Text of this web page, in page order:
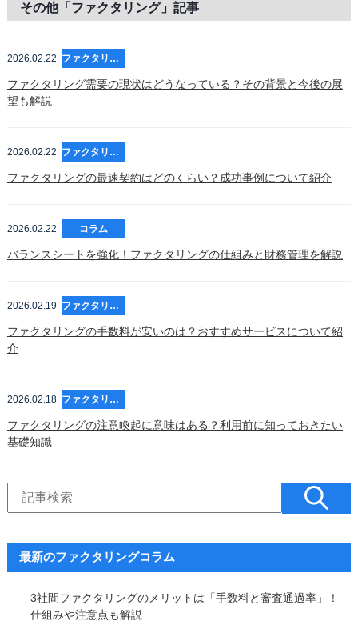
その他「ファクタリング」記事
2026.02.22 ファクタリング
ファクタリング需要の現状はどうなっている？その背景と今後の展
望も解説
2026.02.22 ファクタリング
ファクタリングの最速契約はどのくらい？成功事例について紹介
2026.02.22 コラム
バランスシートを強化！ファクタリングの仕組みと財務管理を解説
2026.02.19 ファクタリング
ファクタリングの手数料が安いのは？おすすめサービスについて紹
介
2026.02.18 ファクタリング
ファクタリングの注意喚起に意味はある？利用前に知っておきたい
基礎知識
最新のファクタリングコラム
3社間ファクタリングのメリットは「手数料と審査通過率」！
仕組みや注意点も解説